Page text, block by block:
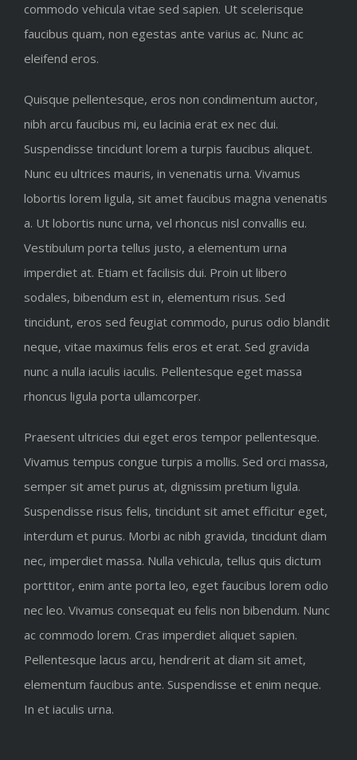
commodo vehicula vitae sed sapien. Ut scelerisque
faucibus quam, non egestas ante varius ac. Nunc ac
eleifend eros.
Quisque pellentesque, eros non condimentum auctor,
nibh arcu faucibus mi, eu lacinia erat ex nec dui.
Suspendisse tincidunt lorem a turpis faucibus aliquet.
Nunc eu ultrices mauris, in venenatis urna. Vivamus
lobortis lorem ligula, sit amet faucibus magna venenatis
a. Ut lobortis nunc urna, vel rhoncus nisl convallis eu.
Vestibulum porta tellus justo, a elementum urna
imperdiet at. Etiam et facilisis dui. Proin ut libero
sodales, bibendum est in, elementum risus. Sed
tincidunt, eros sed feugiat commodo, purus odio blandit
neque, vitae maximus felis eros et erat. Sed gravida
nunc a nulla iaculis iaculis. Pellentesque eget massa
rhoncus ligula porta ullamcorper.
Praesent ultricies dui eget eros tempor pellentesque.
Vivamus tempus congue turpis a mollis. Sed orci massa,
semper sit amet purus at, dignissim pretium ligula.
Suspendisse risus felis, tincidunt sit amet efficitur eget,
interdum et purus. Morbi ac nibh gravida, tincidunt diam
nec, imperdiet massa. Nulla vehicula, tellus quis dictum
porttitor, enim ante porta leo, eget faucibus lorem odio
nec leo. Vivamus consequat eu felis non bibendum. Nunc
ac commodo lorem. Cras imperdiet aliquet sapien.
Pellentesque lacus arcu, hendrerit at diam sit amet,
elementum faucibus ante. Suspendisse et enim neque.
In et iaculis urna.